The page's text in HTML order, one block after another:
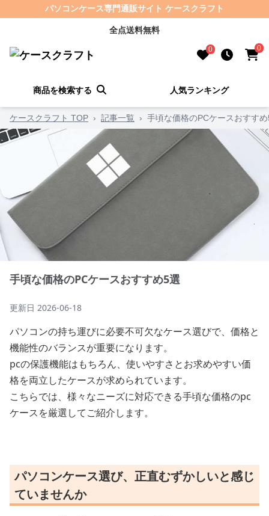
パソコンケース専門通販サイト ケースクラフト
全点送料無料
0 0
商品を検索する 人気ランキング
ケースクラフト TOP › 記事一覧 › 手頃な価格のPCケースおすす
手頃な価格のPCケースおすすめ5選
更新日 2026-06-18
パソコンの持ち運びに必要不可欠なケース選びで、価格と
機能性のバランスが重要になります。
pcの保護機能はもちろん、使いやすさとお求めやすい価
格を両立したケースが求められています。
こちらでは、様々なニーズに対応できる手頃な価格のpc
ケースを厳選してご紹介します。
パソコンケース選び、正直むずかしいと感じ
ていませんか